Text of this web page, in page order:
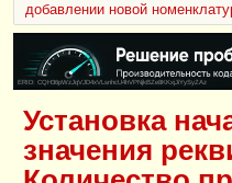
добавлении новой
ERID: CQH36pWzJqVJD4xVLsnhcU4hVPNjkBZe8KKxjJiYySyZAz
Установка
значения